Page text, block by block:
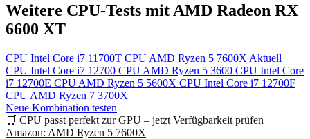
Weitere CPU-Tests mit AMD Radeon RX
6600 XT
CPU Intel Core i7 11700T CPU AMD Ryzen 5 7600X Aktuell
CPU Intel Core i7 12700 CPU AMD Ryzen 5 3600 CPU Intel Core
i7 12700E CPU AMD Ryzen 5 5600X CPU Intel Core i7 12700F
CPU AMD Ryzen 7 3700X
Neue Kombination testen
🛒 CPU passt perfekt zur GPU – jetzt Verfügbarkeit prüfen
Amazon: AMD Ryzen 5 7600X